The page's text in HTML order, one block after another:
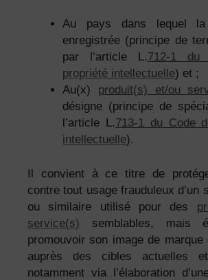
Au pays dans lequel
enregistrée (principe de
par l’article L.712-1
propriété intellectuelle) et ;
Au(x) produit(s) et/ou
désigne (principe de
l’article L.713-1 du Code
intellectuelle).
Il convient à ce titre de
contre tout usage frauduleux d’un
ou similaire utilisé pour des
service(s) semblables, mais
promouvoir son image de
auprès des cibles actuelles et
notamment via l’élaboration